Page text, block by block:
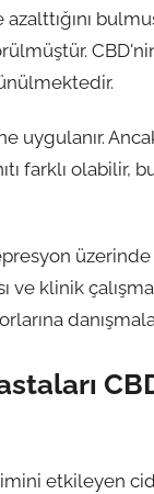
uygulanır.
farklı olabilir,
ve klinik
etkileyen